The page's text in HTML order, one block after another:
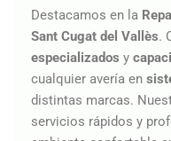
Destacamos en la
Sant Cugat del Vallès.
especializados y
cualquier avería en
distintas marcas.
servicios rápidos y